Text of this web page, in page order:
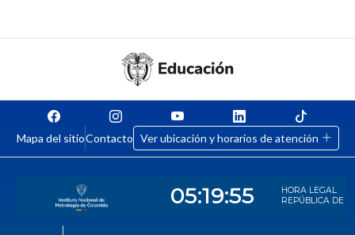
Mapa del sitioContacto Ver ubicación y horarios de atención